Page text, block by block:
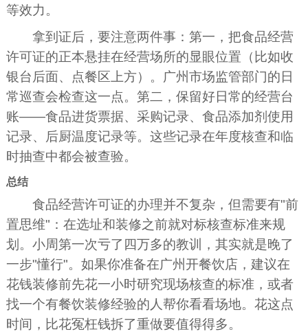
等效力。
拿到证后，要注意两件事：第一，把食品经营
许可证的正本悬挂在经营场所的显眼位置（比如收
银台后面、点餐区上方）。广州市场监管部门的日
常巡查会检查这一点。第二，保留好日常的经营台
账——食品进货票据、采购记录、食品添加剂使用
记录、后厨温度记录等。这些记录在年度核查和临
时抽查中都会被查验。
总结
食品经营许可证的办理并不复杂，但需要有"前
置思维"：在选址和装修之前就对标核查标准来规
划。小周第一次亏了四万多的教训，其实就是晚了
一步"懂行"。如果你准备在广州开餐饮店，建议在
花钱装修前先花一小时研究现场核查的标准，或者
找一个有餐饮装修经验的人帮你看看场地。花这点
时间，比花冤枉钱拆了重做要值得得多。